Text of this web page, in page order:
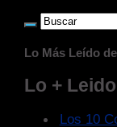
Lo Más Leído
Lo +
Los 10